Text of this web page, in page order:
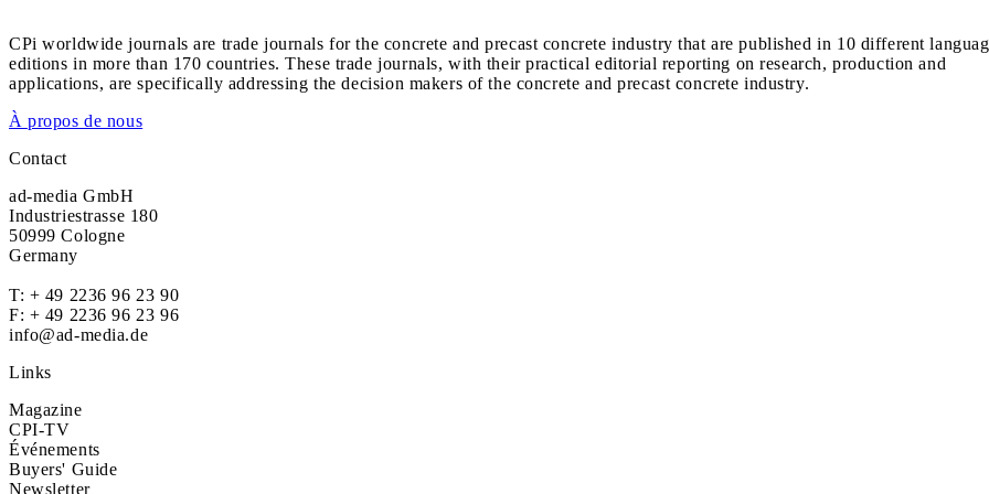
CPi worldwide journals are trade journals for the concrete and precast concrete industry that are published in 10 different
editions in more than 170 countries. These trade journals, with their practical editorial reporting on research, production and
applications, are specifically addressing the decision makers of the concrete and precast concrete industry.
À propos de nous
Contact
ad-media GmbH
Industriestrasse 180
50999 Cologne
Germany
T: + 49 2236 96 23 90
F: + 49 2236 96 23 96
info@ad-media.de
Links
Magazine
CPI-TV
Événements
Buyers' Guide
Newsletter